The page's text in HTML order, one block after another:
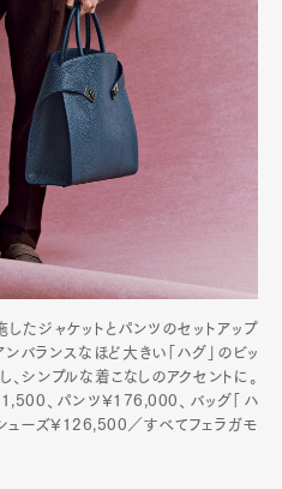
たジャケットとパンツのセットアップ
バランスなほど大きい「ハグ」のビッ
シンプルな着こなしのアクセントに。
、パンツ¥176,000、バッグ「ハ
ューズ¥126,500／すべてフェラガモ